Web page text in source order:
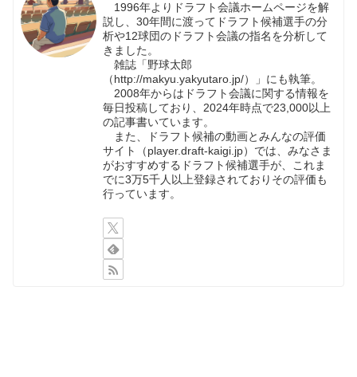
1996年よりドラフト会議ホームページを解
説し、30年間に渡ってドラフト候補選手の分
析や12球団のドラフト会議の指名を分析して
きました。
雑誌「野球太郎
（http://makyu.yakyutaro.jp/）」にも執筆。
2008年からはドラフト会議に関する情報を
毎日投稿しており、2024年時点で23,000以上
の記事書いています。
また、ドラフト候補の動画とみんなの評価
サイト（player.draft-kaigi.jp）では、みなさま
がおすすめするドラフト候補選手が、これま
でに3万5千人以上登録されておりその評価も
行っています。